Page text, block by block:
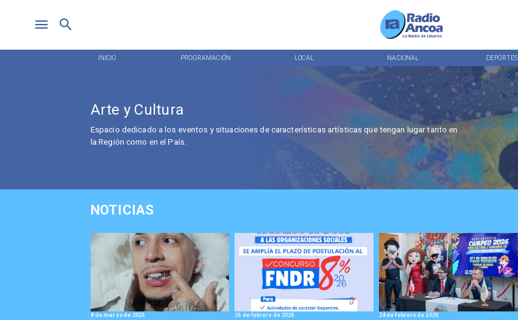
INICIO PROGRAMACIÓN LOCAL NACIONAL DEPORTES
Arte y Cultura
Espacio dedicado a los eventos y situaciones de características artísticas que tengan lugar tanto en
la Región como en el País.
NOTICIAS
8 de marzo de 2026 26 de febrero de 2026 24 de febrero de 2026